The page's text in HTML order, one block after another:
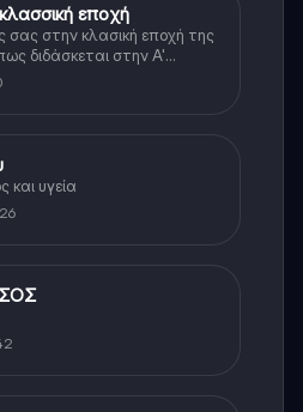
εποχή
σας στην κλασική εποχή της
διδάσκεται στην Α'
και υγεία
ΣΟΣ